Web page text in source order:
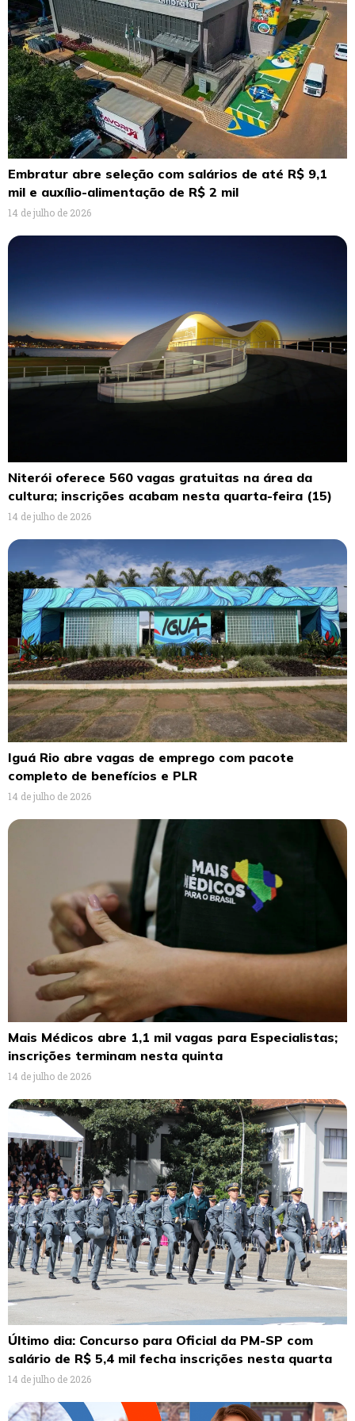
Embratur abre seleção com salários de até R$ 9,1
mil e auxílio-alimentação de R$ 2 mil
14 de julho de 2026
Niterói oferece 560 vagas gratuitas na área da
cultura; inscrições acabam nesta quarta-feira (15)
14 de julho de 2026
Iguá Rio abre vagas de emprego com pacote
completo de benefícios e PLR
14 de julho de 2026
Mais Médicos abre 1,1 mil vagas para Especialistas;
inscrições terminam nesta quinta
14 de julho de 2026
Último dia: Concurso para Oficial da PM-SP com
salário de R$ 5,4 mil fecha inscrições nesta quarta
14 de julho de 2026